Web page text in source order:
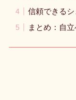
信頼できる
まとめ：自